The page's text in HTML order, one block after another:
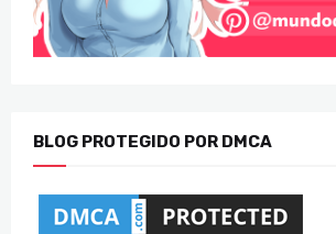
BLOG PROTEGIDO POR DMCA